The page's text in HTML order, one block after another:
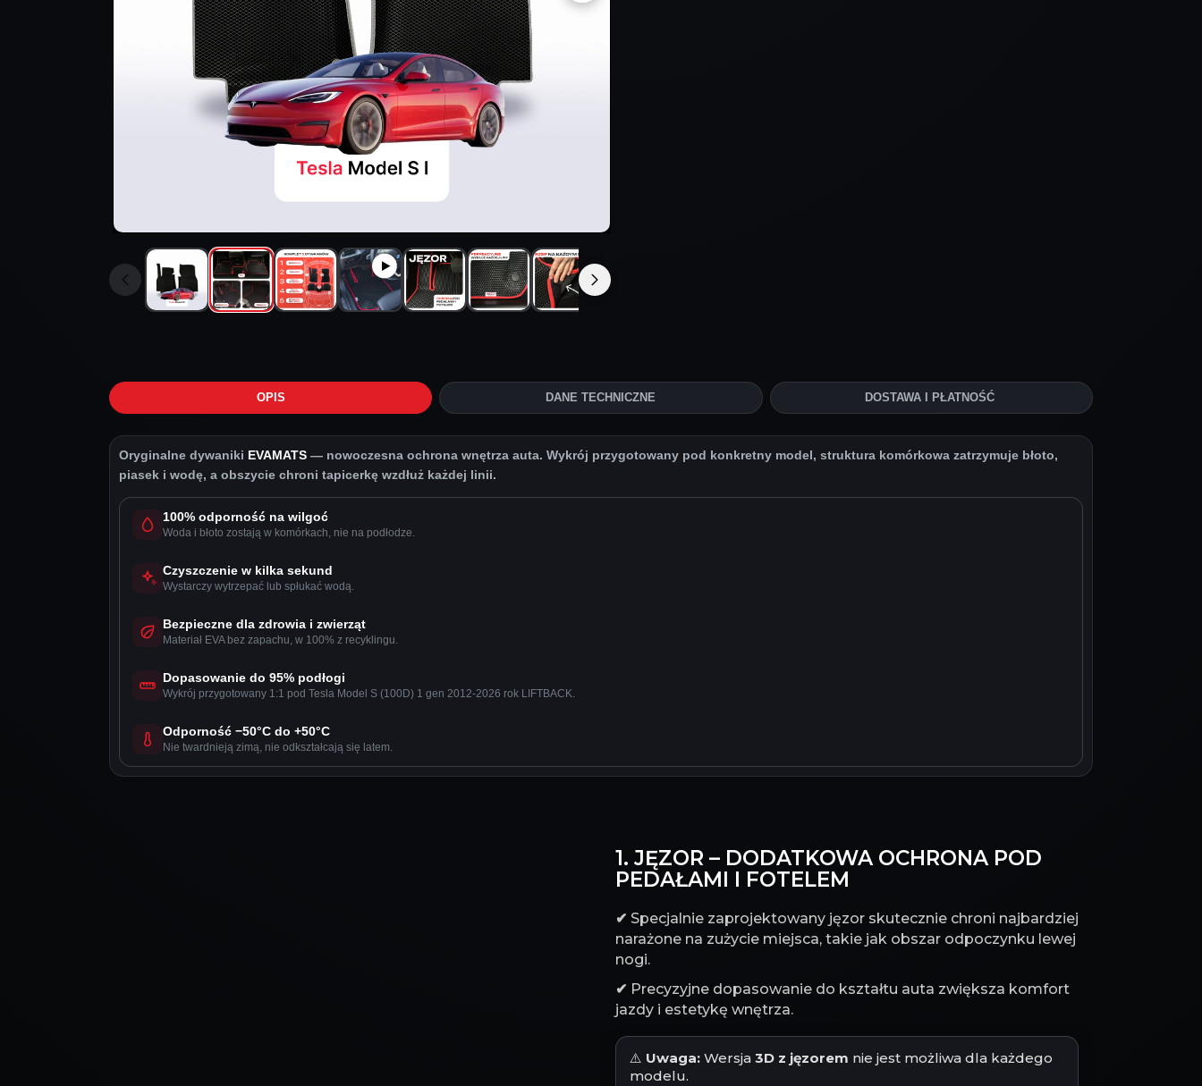
OPIS DANE TECHNICZNE DOSTAWA I PŁATNOŚĆ
Oryginalne dywaniki EVAMATS — nowoczesna ochrona wnętrza auta. Wykrój przygotowany pod konkretny model, struktura komórkowa zatrzymuje błoto,
piasek i wodę, a obszycie chroni tapicerkę wzdłuż każdej linii.
100% odporność na wilgoć
Woda i błoto zostają w komórkach, nie na podłodze.
Czyszczenie w kilka sekund
Wystarczy wytrzepać lub spłukać wodą.
Bezpieczne dla zdrowia i zwierząt
Materiał EVA bez zapachu, w 100% z recyklingu.
Dopasowanie do 95% podłogi
Wykrój przygotowany 1:1 pod Tesla Model S (100D) 1 gen 2012-2026 rok LIFTBACK.
Odporność −50°C do +50°C
Nie twardnieją zimą, nie odkształcają się latem.
1. JĘZOR – DODATKOWA OCHRONA POD
PEDAŁAMI I FOTELEM
✔ Specjalnie zaprojektowany jęzor skutecznie chroni najbardziej
narażone na zużycie miejsca, takie jak obszar odpoczynku lewej
nogi.
✔ Precyzyjne dopasowanie do kształtu auta zwiększa komfort
jazdy i estetykę wnętrza.
⚠️ Uwaga: Wersja 3D z jęzorem nie jest możliwa dla każdego
modelu.